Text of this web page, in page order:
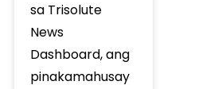
sa Trisolute
News
Dashboard, ang
pinakamahusay